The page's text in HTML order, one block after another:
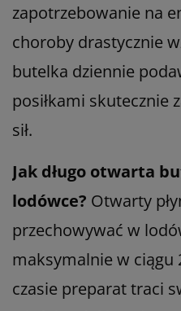
zapotrzebowanie na
choroby drastycznie
butelka dziennie
posiłkami skutecznie
sił.
Jak długo otwarta
lodówce? Otwarty
przechowywać w
maksymalnie w ciągu
czasie preparat traci